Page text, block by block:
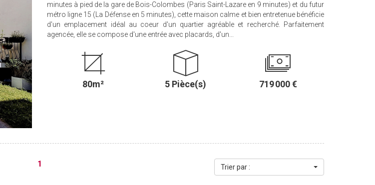
minutes à pied de la gare de Bois-Colombes (Paris Saint-Lazare en 9 minutes) et du futur
métro ligne 15 (La Défense en 5 minutes), cette maison calme et bien entretenue bénéficie
d'un emplacement idéal au coeur d'un quartier agréable et recherché. Parfaitement
agencée, elle se compose d'une entrée avec placards, d'un...
80m² 5 Pièce(s) 719 000 €
1 Trier par :